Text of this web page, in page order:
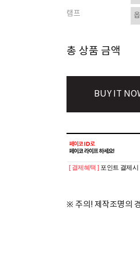
램프
총 상품 금액
BUY IT
[ 결제혜택 ] 포인트 결제시
※ 주의! 제작조명의